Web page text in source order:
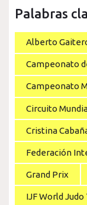
Palabras
Alberto
Campeonato
Campeonato
Circuito
Cristina
Federación
Grand Prix
IJF World Judo